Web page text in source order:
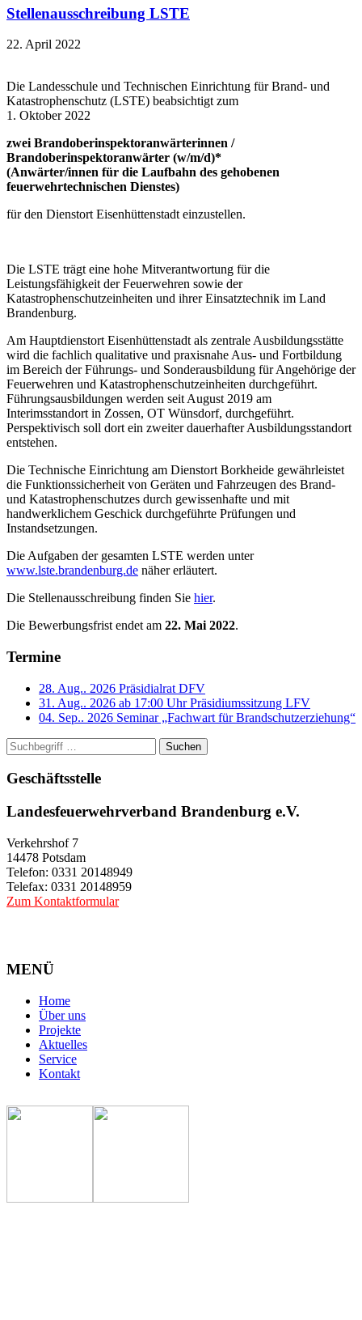
Stellenausschreibung LSTE
22. April 2022
Die Landesschule und Technischen Einrichtung für Brand- und
Katastrophenschutz (LSTE) beabsichtigt zum
1. Oktober 2022
zwei Brandoberinspektoranwärterinnen /
Brandoberinspektoranwärter (w/m/d)*
(Anwärter/innen für die Laufbahn des gehobenen
feuerwehrtechnischen Dienstes)
für den Dienstort Eisenhüttenstadt einzustellen.
Die LSTE trägt eine hohe Mitverantwortung für die
Leistungsfähigkeit der Feuerwehren sowie der
Katastrophenschutzeinheiten und ihrer Einsatztechnik im Land
Brandenburg.
Am Hauptdienstort Eisenhüttenstadt als zentrale Ausbildungsstätte
wird die fachlich qualitative und praxisnahe Aus- und Fortbildung
im Bereich der Führungs- und Sonderausbildung für Angehörige der
Feuerwehren und Katastrophenschutzeinheiten durchgeführt.
Führungsausbildungen werden seit August 2019 am
Interimsstandort in Zossen, OT Wünsdorf, durchgeführt.
Perspektivisch soll dort ein zweiter dauerhafter Ausbildungsstandort
entstehen.
Die Technische Einrichtung am Dienstort Borkheide gewährleistet
die Funktionssicherheit von Geräten und Fahrzeugen des Brand-
und Katastrophenschutzes durch gewissenhafte und mit
handwerklichem Geschick durchgeführte Prüfungen und
Instandsetzungen.
Die Aufgaben der gesamten LSTE werden unter
www.lste.brandenburg.de näher erläutert.
Die Stellenausschreibung finden Sie hier.
Die Bewerbungsfrist endet am 22. Mai 2022.
Termine
28. Aug.. 2026 Präsidialrat DFV
31. Aug.. 2026 ab 17:00 Uhr Präsidiumssitzung LFV
04. Sep.. 2026 Seminar „Fachwart für Brandschutzerziehung“
Suchen
Geschäftsstelle
Landesfeuerwehrverband Brandenburg e.V.
Verkehrshof 7
14478 Potsdam
Telefon: 0331 20148949
Telefax: 0331 20148959
Zum Kontaktformular
MENÜ
Home
Über uns
Projekte
Aktuelles
Service
Kontakt